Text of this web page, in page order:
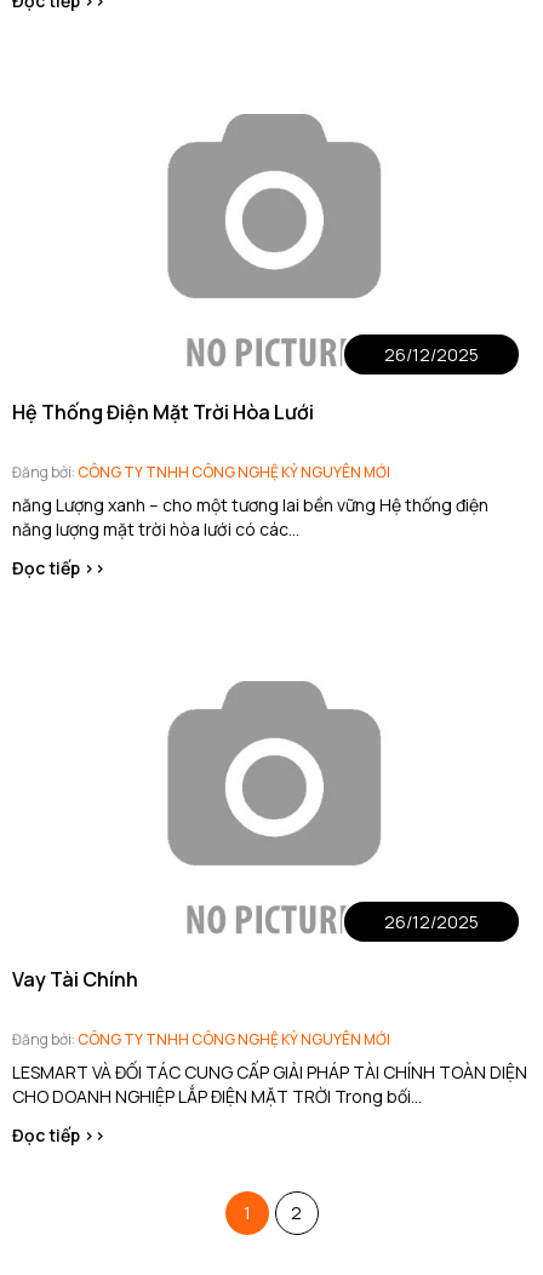
26/12/2025
Hệ Thống Điện Mặt Trời Hòa Lưới
Đăng bởi:CÔNG TY TNHH CÔNG NGHỆ KỶ NGUYÊN MỚI
năng Lượng xanh – cho một tương lai bền vững Hệ thống điện
năng lượng mặt trời hòa lưới có các...
Đọc tiếp >>
26/12/2025
Vay Tài Chính
Đăng bởi:CÔNG TY TNHH CÔNG NGHỆ KỶ NGUYÊN MỚI
LESMART VÀ ĐỐI TÁC CUNG CẤP GIẢI PHÁP TÀI CHÍNH TOÀN DIỆN
CHO DOANH NGHIỆP LẮP ĐIỆN MẶT TRỜI Trong bối...
Đọc tiếp >>
1 2